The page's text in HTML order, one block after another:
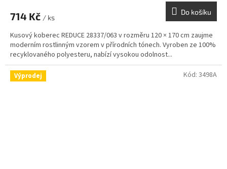
714 Kč / ks
Do košíku
Kusový koberec REDUCE 28337/063 v rozměru 120 × 170 cm zaujme
moderním rostlinným vzorem v přírodních tónech. Vyroben ze 100%
recyklovaného polyesteru, nabízí vysokou odolnost...
Výprodej Kód: 3498A